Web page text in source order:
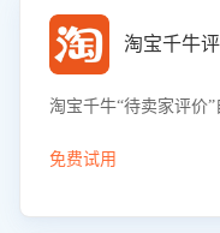
淘宝千牛
淘宝千牛“待卖家评价
免费试用